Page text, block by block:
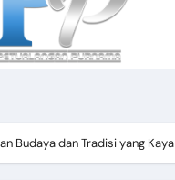
Budaya dan Tradisi yang Kaya